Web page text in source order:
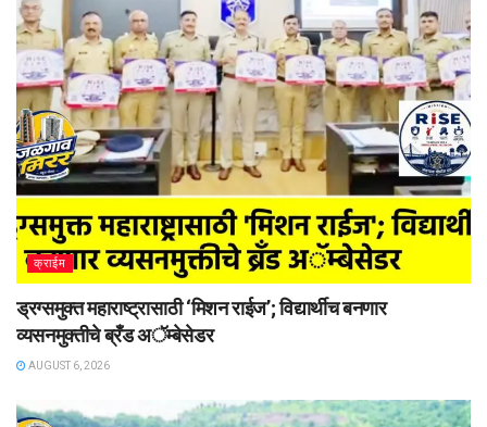
क्राईम
ड्रग्समुक्त महाराष्ट्रासाठी ‘मिशन राईज’; विद्यार्थीच बनणार
व्यसनमुक्तीचे ब्रँड अॅम्बेसेडर
AUGUST 6, 2026